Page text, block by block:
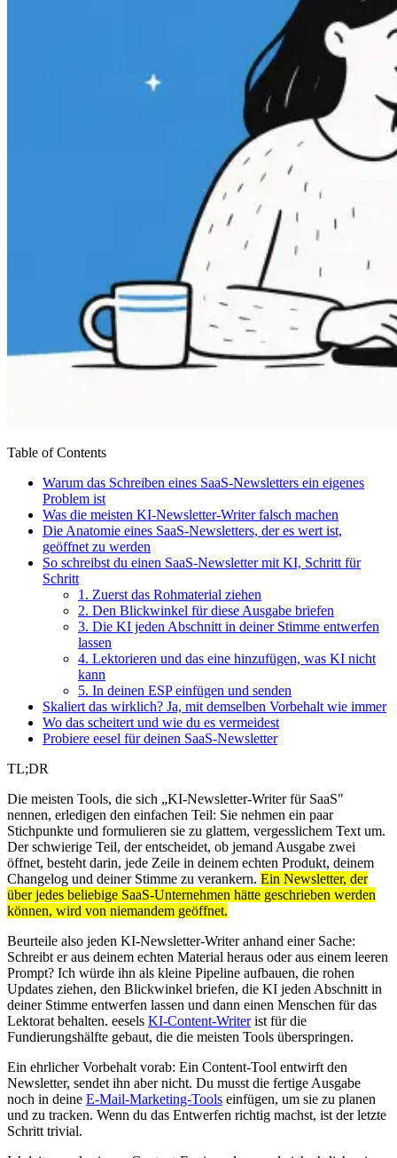
Table of Contents
Warum das Schreiben eines SaaS-Newsletters ein eigenes
Problem ist
Was die meisten KI-Newsletter-Writer falsch machen
Die Anatomie eines SaaS-Newsletters, der es wert ist,
geöffnet zu werden
So schreibst du einen SaaS-Newsletter mit KI, Schritt für
Schritt
1. Zuerst das Rohmaterial ziehen
2. Den Blickwinkel für diese Ausgabe briefen
3. Die KI jeden Abschnitt in deiner Stimme entwerfen
lassen
4. Lektorieren und das eine hinzufügen, was KI nicht
kann
5. In deinen ESP einfügen und senden
Skaliert das wirklich? Ja, mit demselben Vorbehalt wie immer
Wo das scheitert und wie du es vermeidest
Probiere eesel für deinen SaaS-Newsletter
TL;DR
Die meisten Tools, die sich „KI-Newsletter-Writer für SaaS"
nennen, erledigen den einfachen Teil: Sie nehmen ein paar
Stichpunkte und formulieren sie zu glattem, vergesslichem Text um.
Der schwierige Teil, der entscheidet, ob jemand Ausgabe zwei
öffnet, besteht darin, jede Zeile in deinem echten Produkt, deinem
Changelog und deiner Stimme zu verankern. Ein Newsletter, der
über jedes beliebige SaaS-Unternehmen hätte geschrieben werden
können, wird von niemandem geöffnet.
Beurteile also jeden KI-Newsletter-Writer anhand einer Sache:
Schreibt er aus deinem echten Material heraus oder aus einem leeren
Prompt? Ich würde ihn als kleine Pipeline aufbauen, die rohen
Updates ziehen, den Blickwinkel briefen, die KI jeden Abschnitt in
deiner Stimme entwerfen lassen und dann einen Menschen für das
Lektorat behalten. eesels KI-Content-Writerist für die
Fundierungshälfte gebaut, die die meisten Tools überspringen.
Ein ehrlicher Vorbehalt vorab: Ein Content-Tool entwirft den
Newsletter, sendet ihn aber nicht. Du musst die fertige Ausgabe
noch in deine E-Mail-Marketing-Tools einfügen, um sie zu planen
und zu tracken. Wenn du das Entwerfen richtig machst, ist der letzte
Schritt trivial.